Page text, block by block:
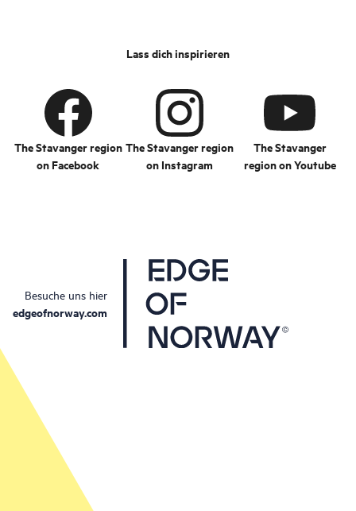
Lass dich inspirieren
The Stavanger region
on Facebook
The Stavanger region
on Instagram
The Stavanger
region on Youtube
Besuche uns hier
edgeofnorway.com